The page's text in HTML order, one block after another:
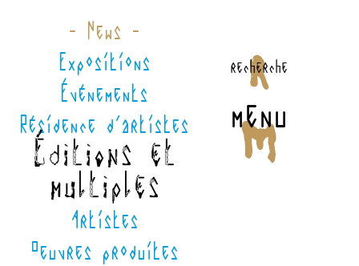
recherche
menu
- News -
Expositions
Événements
Résidence d'artistes
Éditions et
multiples
Artistes
Oeuvres produites